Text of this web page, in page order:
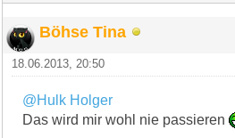
Böhse Tina
18.06.2013, 20:50
@Hulk Holger
Das wird mir wohl nie passieren